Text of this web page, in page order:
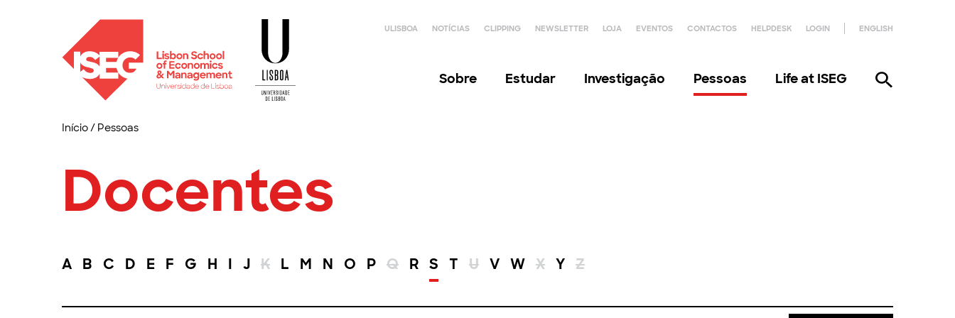
ULISBOA NOTÍCIAS CLIPPING NEWSLETTER LOJA EVENTOS CONTACTOS HELPDESK LOGIN ENGLISH
Sobre Estudar Investigação Pessoas Life at ISEG
Início/ Pessoas
Docentes
A B C D E F G H I J K L M N O P Q R S T U V W X Y Z